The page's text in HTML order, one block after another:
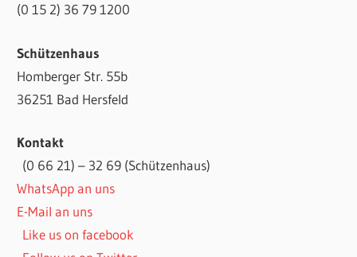
(0 15 2) 36 79 1200
Schützenhaus
Homberger Str. 55b
36251 Bad Hersfeld
Kontakt
(0 66 21) – 32 69 (Schützenhaus)
WhatsApp an uns
E-Mail an uns
Like us on facebook